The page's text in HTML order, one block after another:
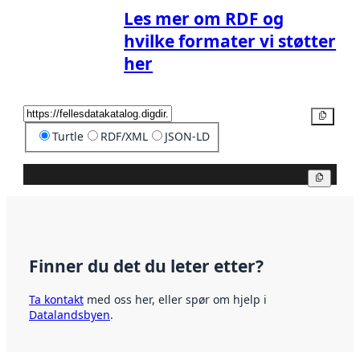
Les mer om RDF og
hvilke formater vi støtter
her
Turtle RDF/XML JSON-LD
Finner du det du leter etter?
Ta kontakt med oss her, eller spør om hjelp i
Datalandsbyen.